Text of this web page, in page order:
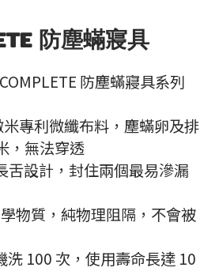
防塵蟎寢具
防塵蟎寢具系列
專利微纖布料，塵蟎卵及排
，無法穿透
舌設計，封住兩個最易滲漏
物質，純物理阻隔，不會被
洗 100 次，使用壽命長達 10